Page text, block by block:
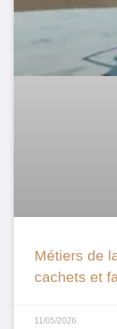
Métiers de
cachets et
11/05/2026